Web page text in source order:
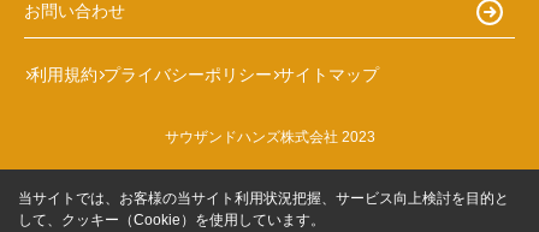
お問い合わせ
利用規約 プライバシーポリシー サイトマップ
サウザンドハンズ株式会社 2023
当サイトでは、お客様の当サイト利用状況把握、サービス向上検討を目的と
して、クッキー（Cookie）を使用しています。